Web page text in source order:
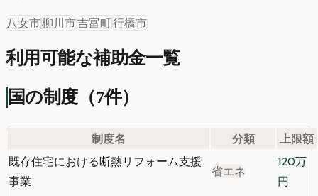
八女市柳川市吉富町行橋市
利用可能な補助金一覧
国の制度 （7件）
制度名 分類
上限額
既存住宅における断熱リフォーム支援
事業
省エネ
120万
円